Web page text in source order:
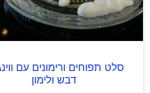
סלט תפוחים ורימונים עם
דבש ולימון